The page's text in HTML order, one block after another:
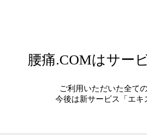
腰痛.COMはサー
ご利用いただいた全て
今後は新サービス「エ